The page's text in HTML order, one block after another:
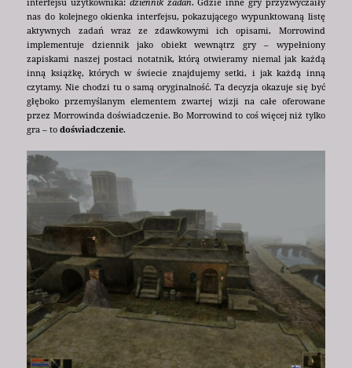
nas do kolejnego okienka interfejsu, pokazującego wypunktowaną listę
aktywnych zadań wraz ze zdawkowymi ich opisami, Morrowind
implementuje dziennik jako obiekt wewnątrz gry – wypełniony
zapiskami naszej postaci notatnik, którą otwieramy niemal jak każdą
inną książkę, których w świecie znajdujemy setki, i jak każdą inną
czytamy. Nie chodzi tu o samą oryginalność. Ta decyzja okazuje się być
głęboko przemyślanym elementem zwartej wizji na całe oferowane
przez Morrowinda doświadczenie. Bo Morrowind to coś więcej niż tylko
gra – todoświadczenie.